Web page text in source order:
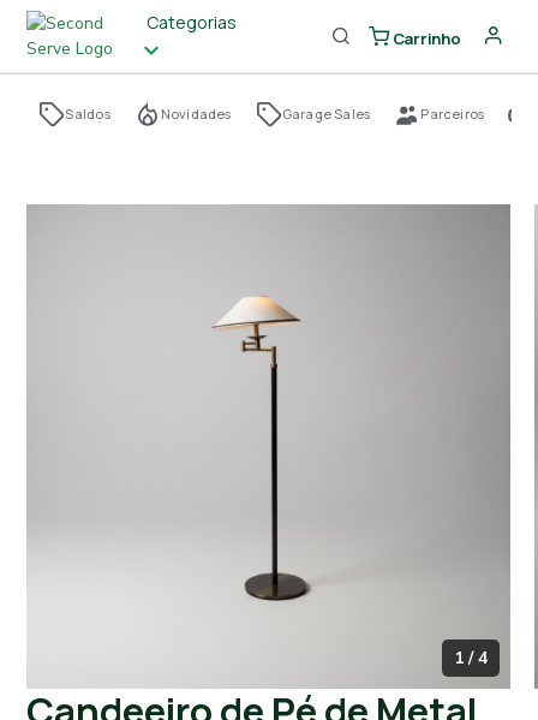
Categorias
Carrinho
Saldos Novidades Garage Sales Parceiros
1 / 4